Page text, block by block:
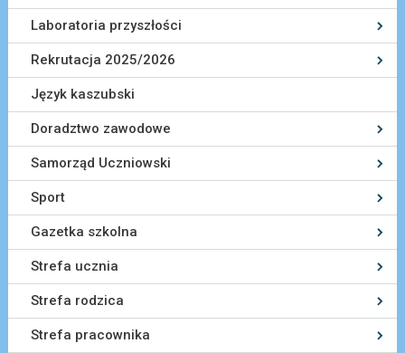
Laboratoria przyszłości
Rekrutacja 2025/2026
Język kaszubski
Doradztwo zawodowe
Samorząd Uczniowski
Sport
Gazetka szkolna
Strefa ucznia
Strefa rodzica
Strefa pracownika